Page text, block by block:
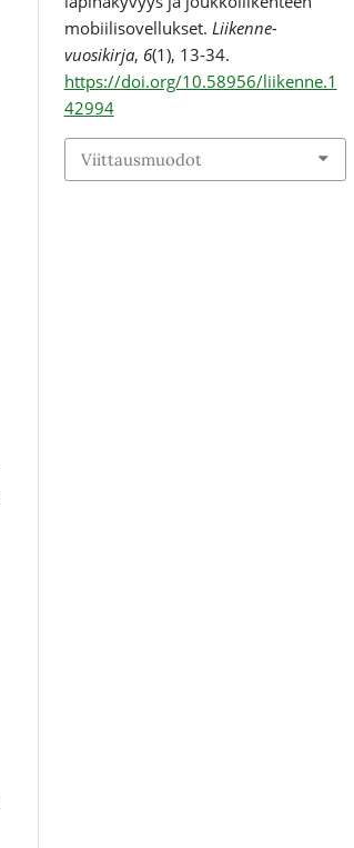
mobiilisovellukset. Liikenne-
vuosikirja, 6(1), 13-34.
https://doi.org/10.58956/liikenne.1
42994
Viittausmuodot